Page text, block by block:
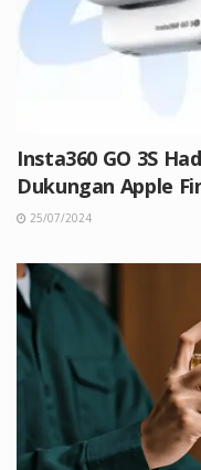
Insta360 GO 3S
Dukungan Apple
25/07/2024